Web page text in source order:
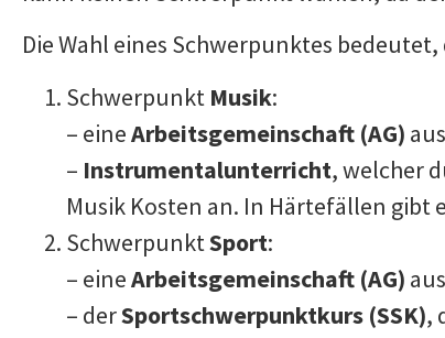
Die Wahl eines Schwerpunktes
Schwerpunkt Musik:
– eineArbeitsgemeinschaft (AG)
– Instrumentalunterricht, welcher
Musik Kosten an. In Härtefällen gibt
SchwerpunktSport:
– eineArbeitsgemeinschaft (AG)
– derSportschwerpunktkurs (SSK),